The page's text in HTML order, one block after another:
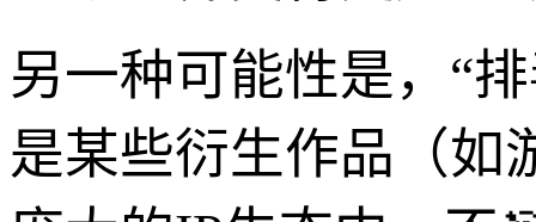
另一种可能性是，“
是某些衍生作品（如